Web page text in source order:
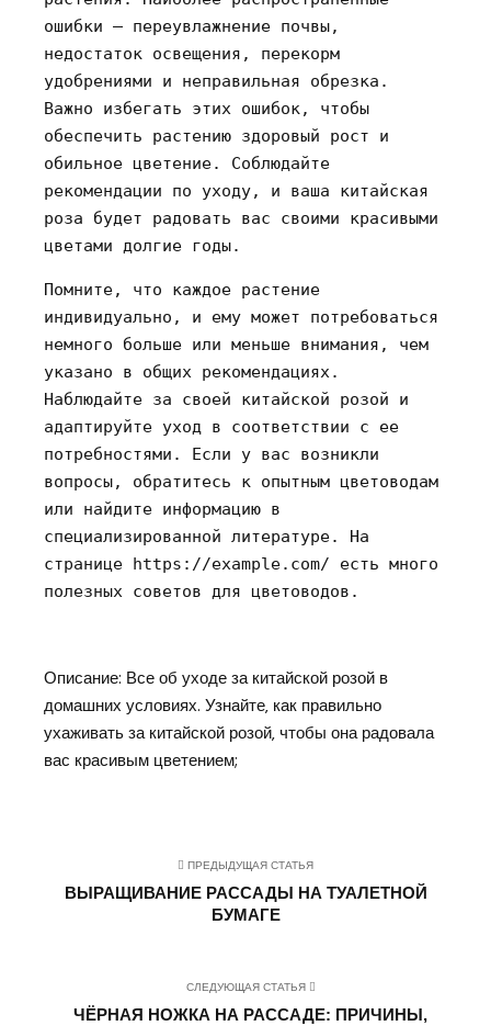
ошибки – переувлажнение почвы‚
недостаток освещения‚ перекорм
удобрениями и неправильная обрезка.
Важно избегать этих ошибок‚ чтобы
обеспечить растению здоровый рост и
обильное цветение. Соблюдайте
рекомендации по уходу‚ и ваша китайская
роза будет радовать вас своими красивыми
цветами долгие годы.
Помните‚ что каждое растение
индивидуально‚ и ему может потребоваться
немного больше или меньше внимания‚ чем
указано в общих рекомендациях.
Наблюдайте за своей китайской розой и
адаптируйте уход в соответствии с ее
потребностями. Если у вас возникли
вопросы‚ обратитесь к опытным цветоводам
или найдите информацию в
специализированной литературе. На
странице https://example.com/ есть много
полезных советов для цветоводов.
Описание: Все об уходе за китайской розой в
домашних условиях. Узнайте‚ как правильно
ухаживать за китайской розой‚ чтобы она радовала
вас красивым цветением;
ПРЕДЫДУЩАЯ СТАТЬЯ
ВЫРАЩИВАНИЕ РАССАДЫ НА ТУАЛЕТНОЙ
БУМАГЕ
СЛЕДУЮЩАЯ СТАТЬЯ
ЧЁРНАЯ НОЖКА НА РАССАДЕ: ПРИЧИНЫ,